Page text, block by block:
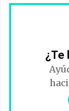
¿Te